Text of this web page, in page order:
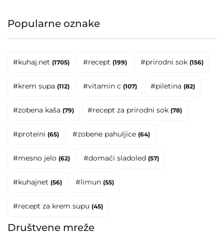
Popularne oznake
#kuhaj.net (1705) #recept (199) #prirodni sok (156)
#krem supa (112) #vitamin c (107) #piletina (82)
#zobena kaša (79) #recept za prirodni sok (78)
#proteini (65) #zobene pahuljice (64)
#mesno jelo (62) #domaći sladoled (57)
#kuhajnet (56) #limun (55)
#recept za krem supu (45)
Društvene mreže